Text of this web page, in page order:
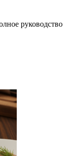
руководство